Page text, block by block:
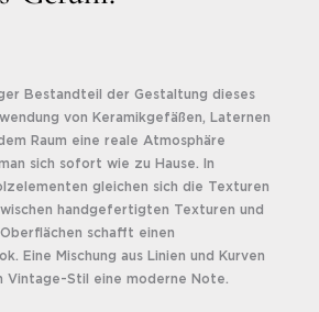
Bestandteil der Gestaltung dieses
von Keramikgefäßen, Laternen
Raum eine reale Atmosphäre
sich sofort wie zu Hause. In
gleichen sich die Texturen
handgefertigten Texturen und
schafft einen
Eine Mischung aus Linien und Kurven
Vintage-Stil eine moderne Note.